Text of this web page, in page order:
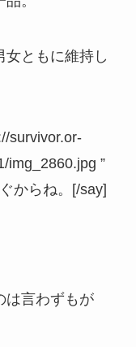
ともに維持し
survivor.or-
img_2860.jpg ”
からね。[/say]
は言わずもが